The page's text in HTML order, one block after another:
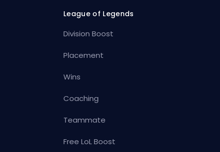
League of Legends
Division Boost
Placement
Wins
Coaching
Teammate
Free LoL Boost